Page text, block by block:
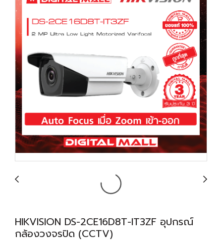
HIKVISION DS-2CE16D8T-IT3ZF อุปกรณ์
กล้องวงจรปิด (CCTV)